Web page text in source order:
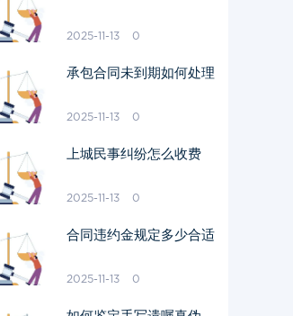
2025-11-13 0
承包合同未到期如何处理
2025-11-13 0
上城民事纠纷怎么收费
2025-11-13 0
合同违约金规定多少合适
2025-11-13 0